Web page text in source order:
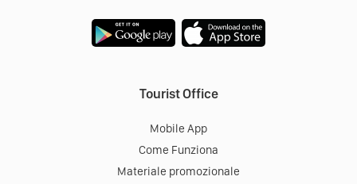
Tourist Office
Mobile App
Come Funziona
Materiale promozionale